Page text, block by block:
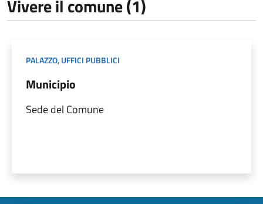
Vivere il comune (1)
PALAZZO,UFFICI PUBBLICI
Municipio
Sede del Comune